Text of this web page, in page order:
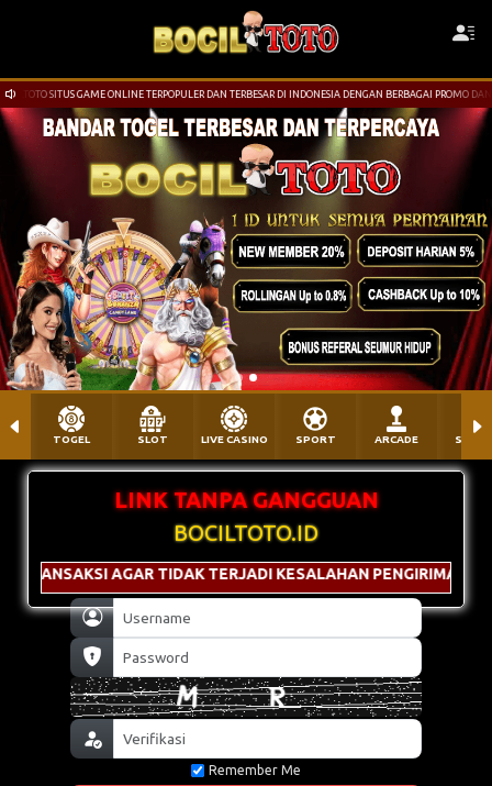
DAN TERBESAR DI INDONESIA DENGAN BERBAGAI PROMO DAN BONUS MENARIK
Remember Me
TOGEL SLOT LIVE CASINO SPORT ARCADE
LINK TANPA GANGGUAN
BOCILTOTO.ID
TERJADI KESALAHAN PENGIRIMAN & GUNAKAN NOMINAL